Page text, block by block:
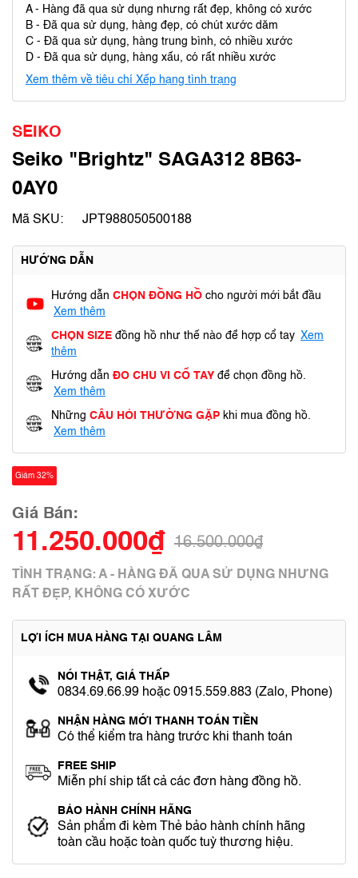
A - Hàng đã qua sử dụng nhưng rất đẹp, không có xước
B - Đã qua sử dụng, hàng đẹp, có chút xước dăm
C - Đã qua sử dụng, hàng trung bình, có nhiều xước
D - Đã qua sử dụng, hàng xấu, có rất nhiều xước
Xem thêm về tiêu chí Xếp hạng tình trạng
SEIKO
Seiko "Brightz" SAGA312 8B63-
0AY0
Mã SKU: JPT988050500188
HƯỚNG DẪN
Hướng dẫn CHỌN ĐỒNG HỒ cho người mới bắt đầu
Xem thêm
CHỌN SIZE đồng hồ như thế nào để hợp cổ tay Xem
thêm
Hướng dẫn ĐO CHU VI CỔ TAY để chọn đồng hồ.
Xem thêm
Những CÂU HỎI THƯỜNG GẶP khi mua đồng hồ.
Xem thêm
Giảm 32%
Giá Bán:
11.250.000₫ 16.500.000₫
TÌNH TRẠNG: A - HÀNG ĐÃ QUA SỬ DỤNG NHƯNG
RẤT ĐẸP, KHÔNG CÓ XƯỚC
LỢI ÍCH MUA HÀNG TẠI QUANG LÂM
NÓI THẬT, GIÁ THẤP
0834.69.66.99 hoặc 0915.559.883 (Zalo, Phone)
NHẬN HÀNG MỚI THANH TOÁN TIỀN
Có thể kiểm tra hàng trước khi thanh toán
FREE SHIP
Miễn phí ship tất cả các đơn hàng đồng hồ.
BẢO HÀNH CHÍNH HÃNG
Sản phẩm đi kèm Thẻ bảo hành chính hãng
toàn cầu hoặc toàn quốc tuỳ thương hiệu.